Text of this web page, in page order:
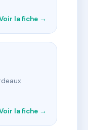
la fiche →
la fiche →